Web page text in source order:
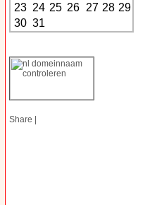
23 24 25 26 27 28 29
30 31
Share |